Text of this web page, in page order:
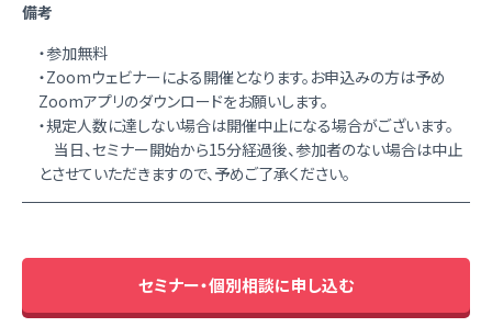
備考
・参加無料
・Zoomウェビナーによる開催となります。お申込みの方は予め
Zoomアプリのダウンロードをお願いします。
・規定人数に達しない場合は開催中止になる場合がございます。
当日、セミナー開始から15分経過後、参加者のない場合は中止
とさせていただきますので、予めご了承ください。
セミナー・個別相談に申し込む